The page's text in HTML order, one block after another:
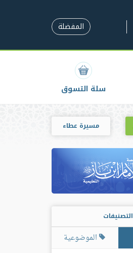
المفضلة
سلة التسوق
مسيرة عطاء
التصنيفات
الموضوعية